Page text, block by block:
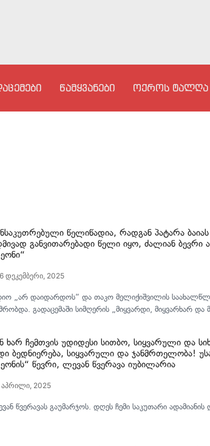
წამყვანები ოქროს ტალღა
წელიწადია, რადგან პატარა
განვითარებადი წელი იყო, ძალიან ბევრი
დეკემბერი, 2025
„არ დაიდარდოს“ და თაკო მელიქიშვილის
გადაცემაში სიმღერის „მიყვარდი, მიყვარხარ და
ხარ ჩემთვის უდიდესი სითბო, სიყვარული და
ბედნიერება, სიყვარული და ჯანმრთელობა!
წევრი, ლევან წვერავა იუბილარია
აპრილი, 2025
წვერავას გაუმარჯოს. დღეს ჩემი საკუთარი ადამიანის